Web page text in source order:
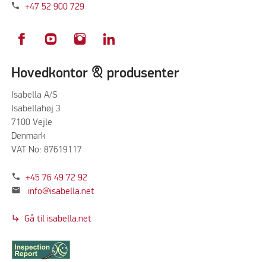
phone+47 52 900 729
Hovedkontor & produsenter
Isabella A/S
Isabellahøj 3
7100 Vejle
Denmark
VAT No: 87619117
phone +45 76 49 72 92
mail info@isabella.net
subdirectory_arrow_right Gå til isabella.net